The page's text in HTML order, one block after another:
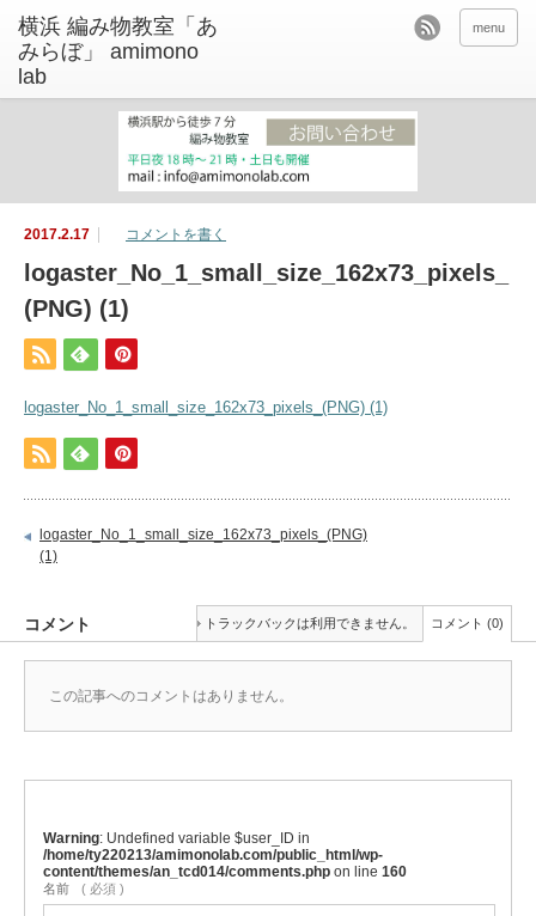
menu
2017.2.17 コメントを書く
logaster_No_1_small_size_162x73_pixels_
(PNG) (1)
logaster_No_1_small_size_162x73_pixels_(PNG) (1)
logaster_No_1_small_size_162x73_pixels_(PNG)
(1)
コメント トラックバックは利用できません。 コメント (0)
この記事へのコメントはありません。
Warning : Undefined variable $user_ID in
/home/ty220213/amimonolab.com/public_html/wp-
content/themes/an_tcd014/comments.php on line 160
名前 ( 必須 )